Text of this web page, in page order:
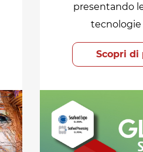
presentando
tecnologie
Scopri di